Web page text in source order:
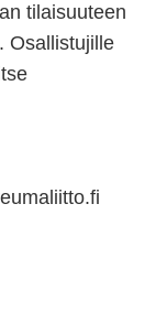
tilaisuuteen
Osallistujille